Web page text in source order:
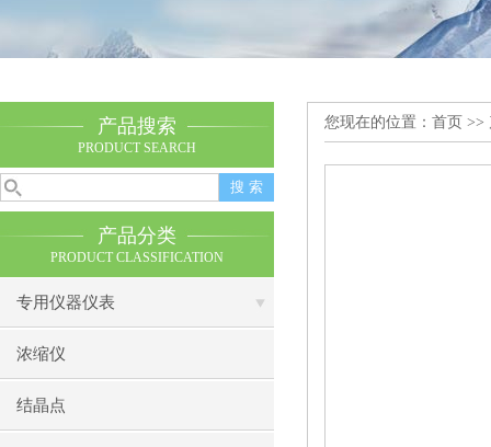
产品搜索
PRODUCT SEARCH
产品分类
PRODUCT CLASSIFICATION
专用仪器仪表
浓缩仪
结晶点
您现在的位置： 首页 >>